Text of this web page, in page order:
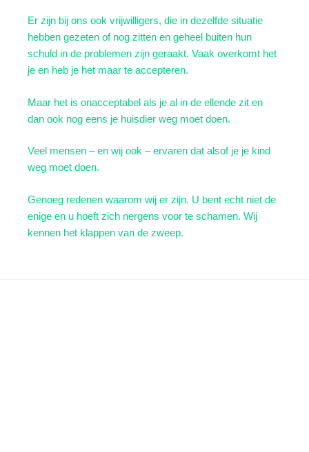
Er zijn bij ons ook vrijwilligers, die in dezelfde situatie
hebben gezeten of nog zitten en geheel buiten hun
schuld in de problemen zijn geraakt. Vaak overkomt het
je en heb je het maar te accepteren.
Maar het is onacceptabel als je al in de ellende zit en
dan ook nog eens je huisdier weg moet doen.
Veel mensen – en wij ook – ervaren dat alsof je je kind
weg moet doen.
Genoeg redenen waarom wij er zijn. U bent echt niet de
enige en u hoeft zich nergens voor te schamen. Wij
kennen het klappen van de zweep.